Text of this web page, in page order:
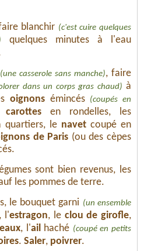
blanchir (c'est cuire quelques
quelques minutes à l'eau
(une casserole sans manche), faire
dans un corps gras chaud) à
oignons émincés (coupés en
carottesen rondelles, les
quartiers, le navetcoupé en
de Paris (ou des cèpes
sont bien revenus, les
les pommes de terre.
le bouquet garni (un ensemble
, l'estragon, le clou de girofle,
, l'ail haché (coupé en petits
. Saler, poivrer.